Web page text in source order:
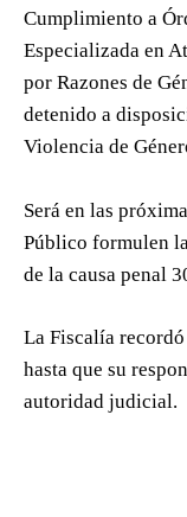
Cumplimiento a
Especializada en
por Razones de
detenido a
Violencia de
Será en las
Público formulen
de la causa penal
La Fiscalía
hasta que su
autoridad judicial.